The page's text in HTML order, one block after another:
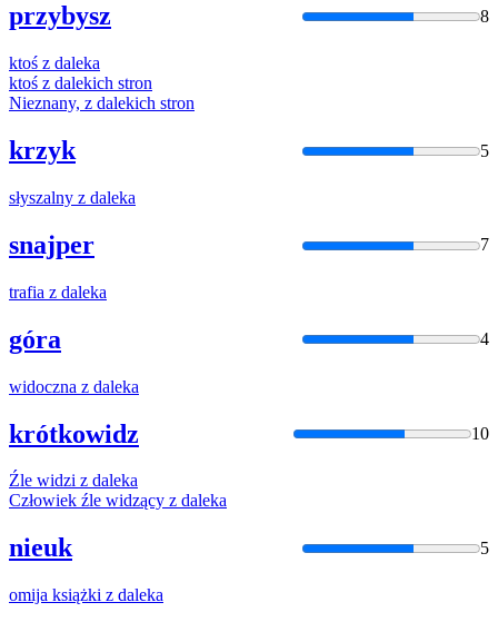
przybysz 8
ktoś z daleka
ktoś z dalekich stron
Nieznany, z dalekich stron
krzyk 5
słyszalny z daleka
snajper 7
trafia z daleka
góra 4
widoczna z daleka
krótkowidz 10
Źle widzi z daleka
Człowiek źle widzący z daleka
nieuk 5
omija książki z daleka